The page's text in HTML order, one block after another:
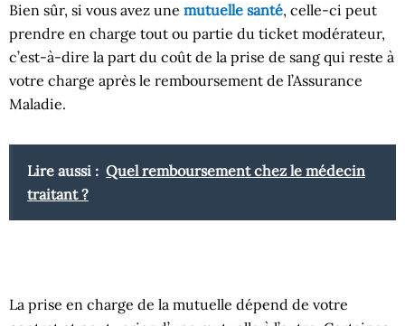
Bien sûr, si vous avez une mutuelle santé, celle-ci peut
prendre en charge tout ou partie du ticket modérateur,
c’est-à-dire la part du coût de la prise de sang qui reste à
votre charge après le remboursement de l’Assurance
Maladie.
Lire aussi : Quel remboursement chez le médecin
traitant ?
La prise en charge de la mutuelle dépend de votre